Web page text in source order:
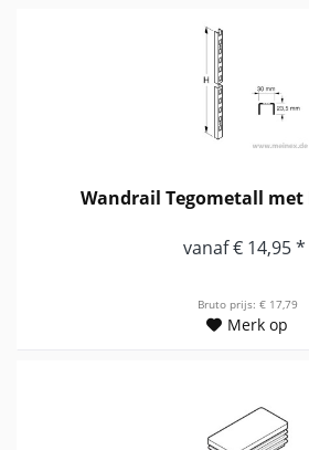
Wandrail Tegometall
vanaf € 14,95 *
Bruto prijs: € 17,79
Merk op